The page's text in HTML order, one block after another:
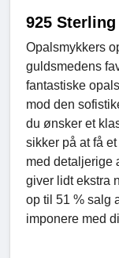
925
Opalsmykkers
guldsmedens
fantastiske
mod den
du ønsker et
sikker på at få
med detaljerige
giver lidt ekstra
op til 51 % salg
imponere med